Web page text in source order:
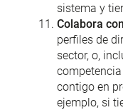
sistema y
Colabora
perfiles de
sector, o,
contigo en
ejemplo, si